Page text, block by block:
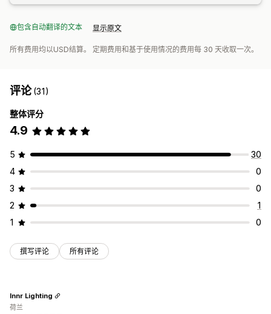
包含自动翻译的文本 显示原文
所有费用均以USD结算。 定期费用和基于使用情况的费用每 30 天收取一次。
评论(31)
整体评分
4.9
5
30
4
0
3
0
2
1
1
0
撰写评论 所有评论
Innr Lighting
荷兰